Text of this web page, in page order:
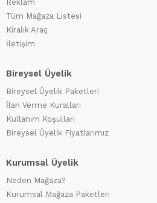
Reklam
Tüm Mağaza Listesi
Kiralık Araç
İletişim
Bireysel Üyelik
Bireysel Üyelik Paketleri
İlan Verme Kuralları
Kullanım Koşulları
Bireysel Üyelik Fiyatlarımız
Kurumsal Üyelik
Neden Mağaza?
Kurumsal Mağaza Paketleri